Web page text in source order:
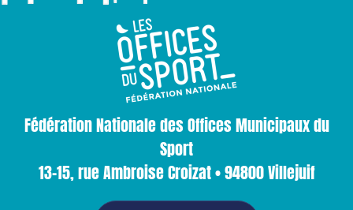
Fédération Nationale des Offices Municipaux du
Sport
13-15, rue Ambroise Croizat • 94800 Villejuif